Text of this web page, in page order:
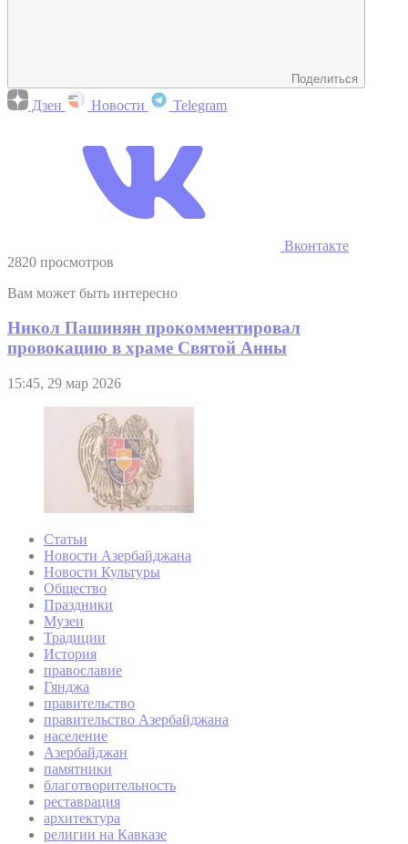
Поделиться
Дзен Новости Telegram
Вконтакте
2820 просмотров
Вам может быть интересно
Никол Пашинян прокомментировал
провокацию в храме Святой Анны
15:45, 29 мар 2026
Статьи
Новости Азербайджана
Новости Культуры
Общество
Праздники
Музеи
Традиции
История
православие
Гянджа
правительство
правительство Азербайджана
население
Азербайджан
памятники
благотворительность
реставрация
архитектура
религии на Кавказе